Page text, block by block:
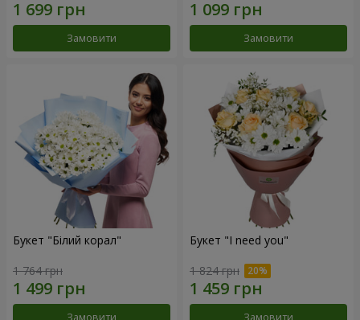
Замовити Замовити
Букет "Білий корал"
1 764 грн
Букет "I need you"
1 824 грн